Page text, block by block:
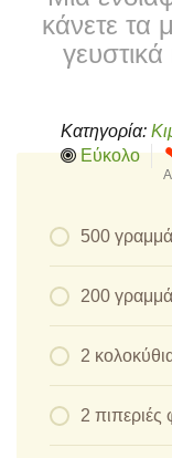
κάνετε τα
Κατηγορία:
Εύκολο
500
200
2
2 πιπεριές